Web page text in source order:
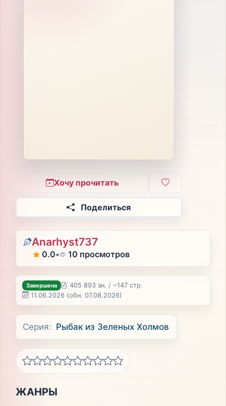
Хочу прочитать
Поделиться
Anarhyst737
0.0• 10 просмотров
Завершена
405 893 зн. / ~147 стр.
11.06.2026 (обн. 07.08.2026)
Серия: Рыбак из Зеленых Холмов
ЖАНРЫ